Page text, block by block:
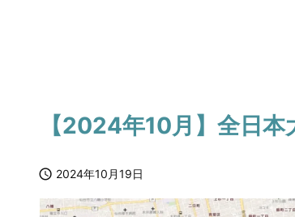
【2024年10月】全日
 2024年10月19日